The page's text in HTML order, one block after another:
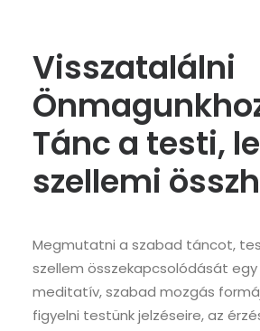
Visszatalálni
Tánc a testi,
szellemi
Megmutatni a szabad táncot,
szellem összekapcsolódását
meditatív, szabad mozgás
figyelni testünk jelzéseire, az